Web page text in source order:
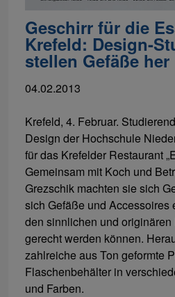
Geschirr für die
Krefeld: Design-
stellen Gefäße her
04.02.2013
Krefeld, 4. Februar.
Design der Hochschule
für das Krefelder Restaurant
Gemeinsam mit Koch und
Grezschik machten sie sich
sich Gefäße und Accessoires
den sinnlichen und originären
gerecht werden können.
zahlreiche aus Ton geformte
Flaschenbehälter in
und Farben.